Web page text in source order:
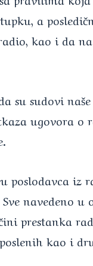
a
kao i da
su sudovi
ugovora
iz
navedeno
prestanka
kao i